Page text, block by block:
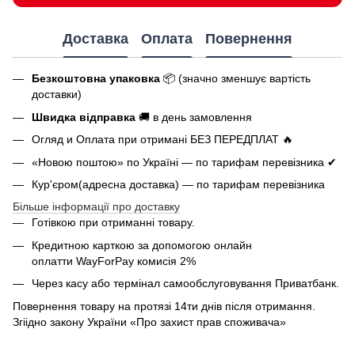
Доставка Оплата Повернення
Безкоштовна упаковка 📦 (значно зменшує вартість
доставки)
Швидка відправка 🚚 в день замовлення
Огляд и Оплата при отримані БЕЗ ПЕРЕДПЛАТ 🔥
«Новою поштою» по Україні — по тарифам перевізника ✔
Кур'єром(адресна доставка) — по тарифам перевізника
Більше інформації про доставку
Готівкою при отриманні товару.
Кредитною карткою за допомогою онлайн
оплатти WayForPay комисія 2%
Через касу або термінал самообслуговування Приватбанк.
Повернення товару на протязі 14ти днів після отримання.
Згіідно закону України «Про захист прав споживача»